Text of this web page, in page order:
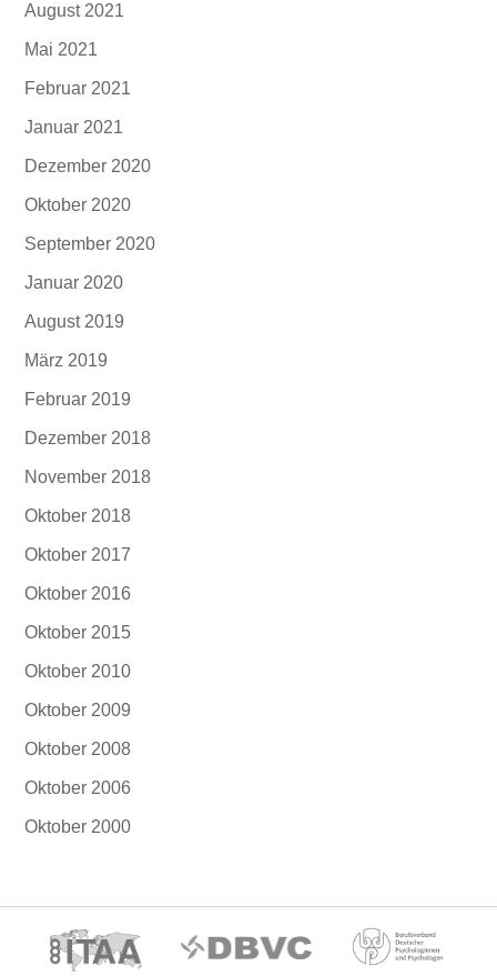
August 2021
Mai 2021
Februar 2021
Januar 2021
Dezember 2020
Oktober 2020
September 2020
Januar 2020
August 2019
März 2019
Februar 2019
Dezember 2018
November 2018
Oktober 2018
Oktober 2017
Oktober 2016
Oktober 2015
Oktober 2010
Oktober 2009
Oktober 2008
Oktober 2006
Oktober 2000